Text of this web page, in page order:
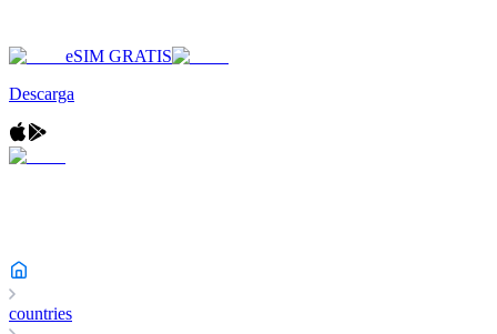
eSIM GRATIS
Descarga
countries